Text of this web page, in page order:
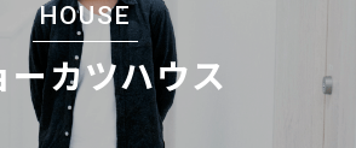
HOUSE
ーカツハウス